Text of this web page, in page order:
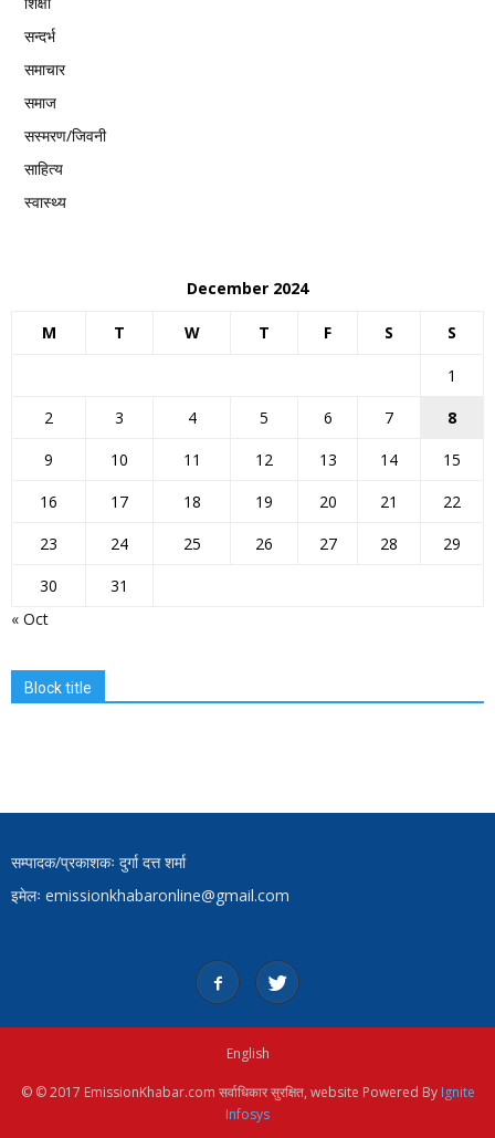
सन्दर्भ
समाचार
समाज
सस्मरण/जिवनी
साहित्य
स्वास्थ्य
December 2024
M T W T F S S
1
2
3 4 5 6 7
8
9
10 11 12 13 14
15
16
17 18 19 20 21
22
23
24 25 26 27 28
29
30
31
« Oct
Block title
सम्पादक/प्रकाशकः दुर्गा दत्त शर्मा
इमेलः emissionkhabaronline@gmail.com
English
© © 2017 EmissionKhabar.com सर्वाधिकार सुरक्षित, website Powered By Ignite
Infosys